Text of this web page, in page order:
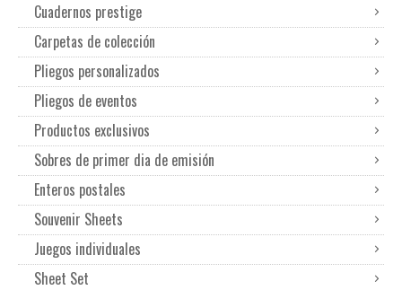
Cuadernos prestige
Carpetas de colección
Pliegos personalizados
Pliegos de eventos
Productos exclusivos
Sobres de primer dia de emisión
Enteros postales
Souvenir Sheets
Juegos individuales
Sheet Set